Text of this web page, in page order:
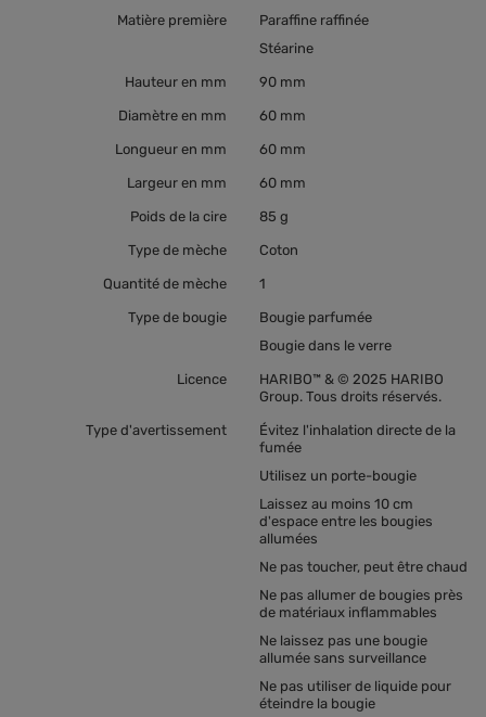
Matière première
Paraffine raffinée
Stéarine
Hauteur en mm 90 mm
Diamètre en mm 60 mm
Longueur en mm 60 mm
Largeur en mm 60 mm
Poids de la cire 85 g
Type de mèche Coton
Quantité de mèche 1
Type de bougie
Bougie parfumée
Bougie dans le verre
Licence
HARIBO™ & © 2025 HARIBO
Group. Tous droits réservés.
Type d'avertissement
Évitez l'inhalation directe de la
fumée
Utilisez un porte-bougie
Laissez au moins 10 cm
d'espace entre les bougies
allumées
Ne pas toucher, peut être chaud
Ne pas allumer de bougies près
de matériaux inflammables
Ne laissez pas une bougie
allumée sans surveillance
Ne pas utiliser de liquide pour
éteindre la bougie